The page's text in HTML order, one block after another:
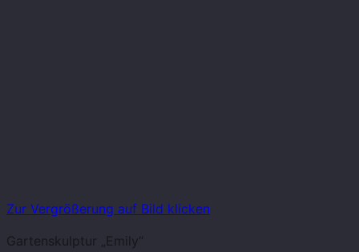
Zur Vergrößerung auf Bild klicken
Gartenskulptur „Emily“